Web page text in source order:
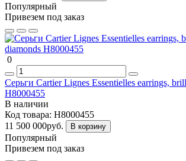
Популярный
Привезем под заказ
0
Серьги Cartier Lignes Essentielles earrings,
H8000455
В наличии
Код товара: H8000455
11 500 000руб.
В корзину
Популярный
Привезем под заказ